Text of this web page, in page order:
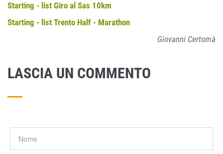
Starting - list Giro al Sas 10km
Starting - list Trento Half - Marathon
Giovanni Certomà
LASCIA UN COMMENTO